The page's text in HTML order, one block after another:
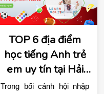
TOP 6 địa điểm
học tiếng Anh trẻ
em uy tín tại Hải
Phòng
Trong bối cảnh hội nhập